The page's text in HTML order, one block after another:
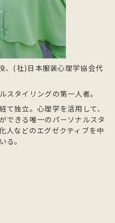
、(社)日本服装心理学協会代
スタイリングの第一人者。
て独立。心理学を活用して、
できる唯一のパーソナルスタ
人などのエグゼクティブを中
る。